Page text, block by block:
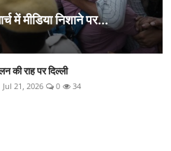
में मीडिया निशाने पर...
की राह पर दिल्ली
Jul 21, 2026 0 34